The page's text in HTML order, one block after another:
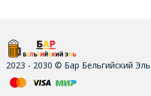
2023 - 2030 © Бар Бельгийский Эль